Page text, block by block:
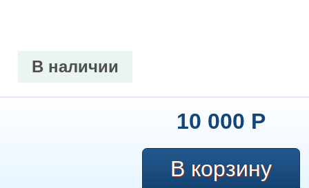
В наличии
10 000 Р